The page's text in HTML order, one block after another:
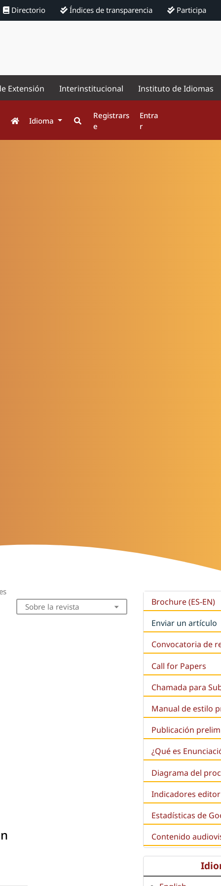
Directorio Índices de transparencia Participa
Extensión Interinstitucional Instituto de Idiomas
Idioma
Registrars
e
Entra
r
Sobre la revista
Brochure (ES-EN)
Enviar un artículo
Convocatoria de
Call for Papers
Chamada para
Manual de estilo
Publicación
¿Qué es
Diagrama del
Indicadores
Estadísticas de
Contenido